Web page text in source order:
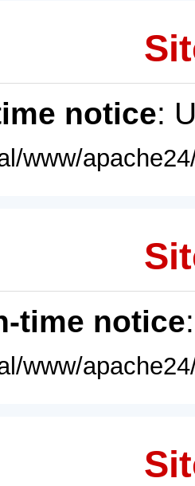
notice:
www/
time notice
www/